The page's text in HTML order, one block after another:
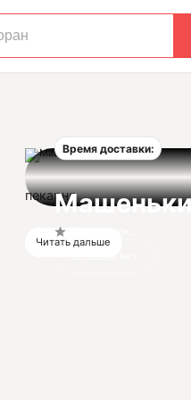
Время доставки:
пекарня
Читать дальше